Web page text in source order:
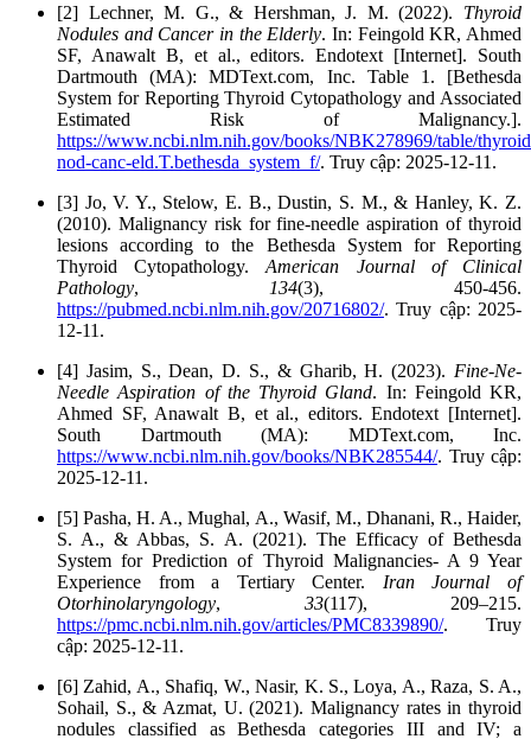
[2] Lechner, M. G., & Hershman, J. M. (2022). Thyroid
Nodules and Cancer in the Elderly. In: Feingold KR, Ahmed
SF, Anawalt B, et al., editors. Endotext [Internet]. South
Dartmouth (MA): MDText.com, Inc. Table 1. [Bethesda
System for Reporting Thyroid Cytopathology and Associated
Estimated Risk of Malignancy.].
https://www.ncbi.nlm.nih.gov/books/NBK278969/table/
nod-canc-eld.T.bethesda_system_f/. Truy cập: 2025-12-11.
[3] Jo, V. Y., Stelow, E. B., Dustin, S. M., & Hanley, K. Z.
(2010). Malignancy risk for fine-needle aspiration of thyroid
lesions according to the Bethesda System for Reporting
Thyroid Cytopathology.American Journal of Clinical
Pathology, 134(3), 450-456.
https://pubmed.ncbi.nlm.nih.gov/20716802/. Truy cập: 2025-
12-11.
[4] Jasim, S., Dean, D. S., & Gharib, H. (2023). Fine-Ne-
Needle Aspiration of the Thyroid Gland. In: Feingold KR,
Ahmed SF, Anawalt B, et al., editors. Endotext [Internet].
South Dartmouth (MA): MDText.com, Inc.
https://www.ncbi.nlm.nih.gov/books/NBK285544/. Truy cập:
2025-12-11.
[5] Pasha, H. A., Mughal, A., Wasif, M., Dhanani, R., Haider,
S. A., & Abbas, S. A. (2021). The Efficacy of Bethesda
System for Prediction of Thyroid Malignancies- A 9 Year
Experience from a Tertiary Center. Iran Journal of
Otorhinolaryngology, 33(117), 209–215.
https://pmc.ncbi.nlm.nih.gov/articles/PMC8339890/. Truy
cập: 2025-12-11.
[6] Zahid, A., Shafiq, W., Nasir, K. S., Loya, A., Raza, S. A.,
Sohail, S., & Azmat, U. (2021). Malignancy rates in thyroid
nodules classified as Bethesda categories III and IV; a